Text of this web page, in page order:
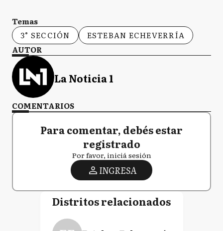
Temas
3° SECCIÓN
ESTEBAN ECHEVERRÍA
AUTOR
La Noticia 1
COMENTARIOS
Para comentar, debés estar
registrado
Por favor, iniciá sesión
INGRESA
Distritos relacionados